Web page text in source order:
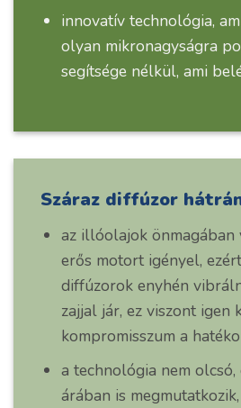
innovatív technológia,
olyan mikronagyságra
segítsége nélkül, ami
Száraz diffúzor
az illóolajok önmagában
erős motort igényel,
diffúzorok enyhén
zajjal jár, ez viszont igen
kompromisszum a
a technológia nem
árában is